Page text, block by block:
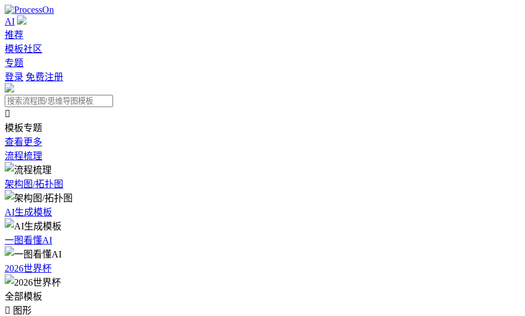
AI
推荐
模板社区
专题
登录 免费注册

模板专题
查看更多
流程梳理
架构图/拓扑图
AI生成模板
一图看懂AI
2026世界杯
全部模板
 图形